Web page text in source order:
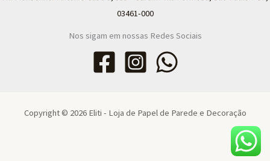
03461-000
Nos sigam em nossas Redes Sociais
Copyright © 2026 Eliti - Loja de Papel de Parede e Decoração